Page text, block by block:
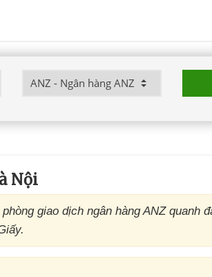
Nội
giao dịch ngân hàng ANZ quanh